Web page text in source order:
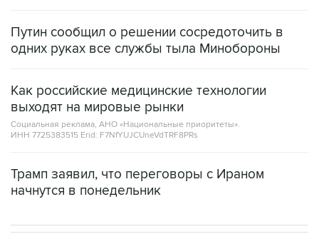
Путин сообщил о решении сосредоточить в
одних руках все службы тыла Минобороны
Как российские медицинские технологии
выходят на мировые рынки
Социальная реклама, АНО «Национальные приоритеты».
ИНН 7725383515 Erid: F7NfYUJCUneVdTRF8PRs
Трамп заявил, что переговоры с Ираном
начнутся в понедельник